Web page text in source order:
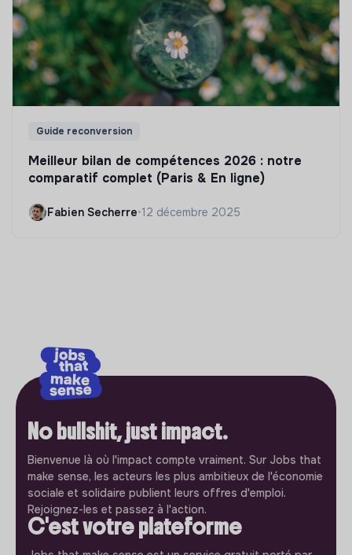
Guide reconversion
Meilleur bilan de compétences 2026 : notre
comparatif complet (Paris & En ligne)
Fabien Secherre•12 décembre 2025
No bullshit, just impact.
Bienvenue là où l'impact compte vraiment. Sur Jobs that
make sense, les acteurs les plus ambitieux de l'économie
sociale et solidaire publient leurs offres d'emploi.
Rejoignez-les et passez à l'action.
C'est votre plateforme